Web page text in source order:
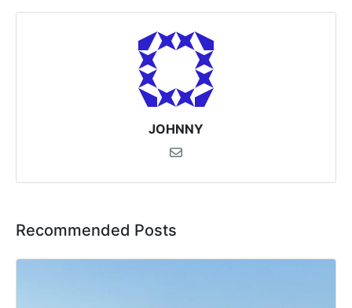
JOHNNY
Recommended Posts